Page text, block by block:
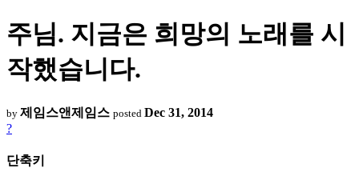
주님. 지금은 희망의 노래를 시
작했습니다.
by 제임스앤제임스 posted Dec 31, 2014
?
단축키